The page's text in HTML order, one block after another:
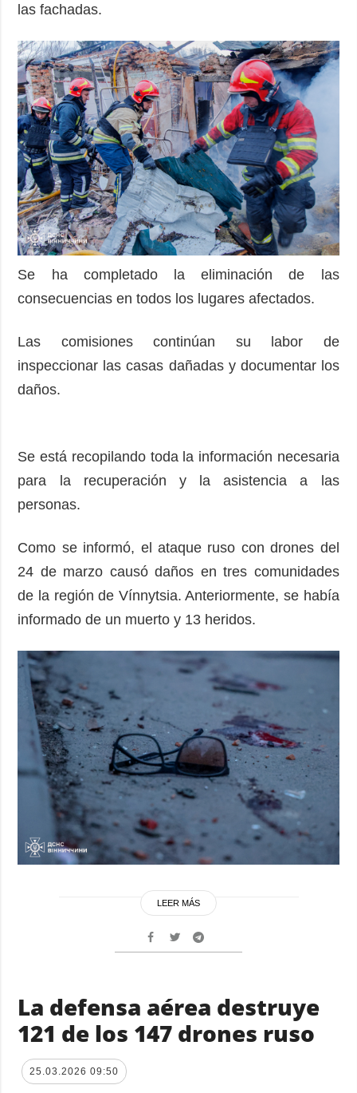
las fachadas.
Se ha completado la eliminación de las
consecuencias en todos los lugares afectados.
Las comisiones continúan su labor de
inspeccionar las casas dañadas y documentar los
daños.
Se está recopilando toda la información necesaria
para la recuperación y la asistencia a las
personas.
Como se informó, el ataque ruso con drones del
24 de marzo causó daños en tres comunidades
de la región de Vínnytsia. Anteriormente, se había
informado de un muerto y 13 heridos.
LEER MÁS
La defensa aérea destruye
121 de los 147 drones ruso
25.03.2026 09:50